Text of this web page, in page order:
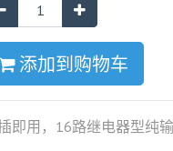
添加到购物车
即用，16路继电器型纯